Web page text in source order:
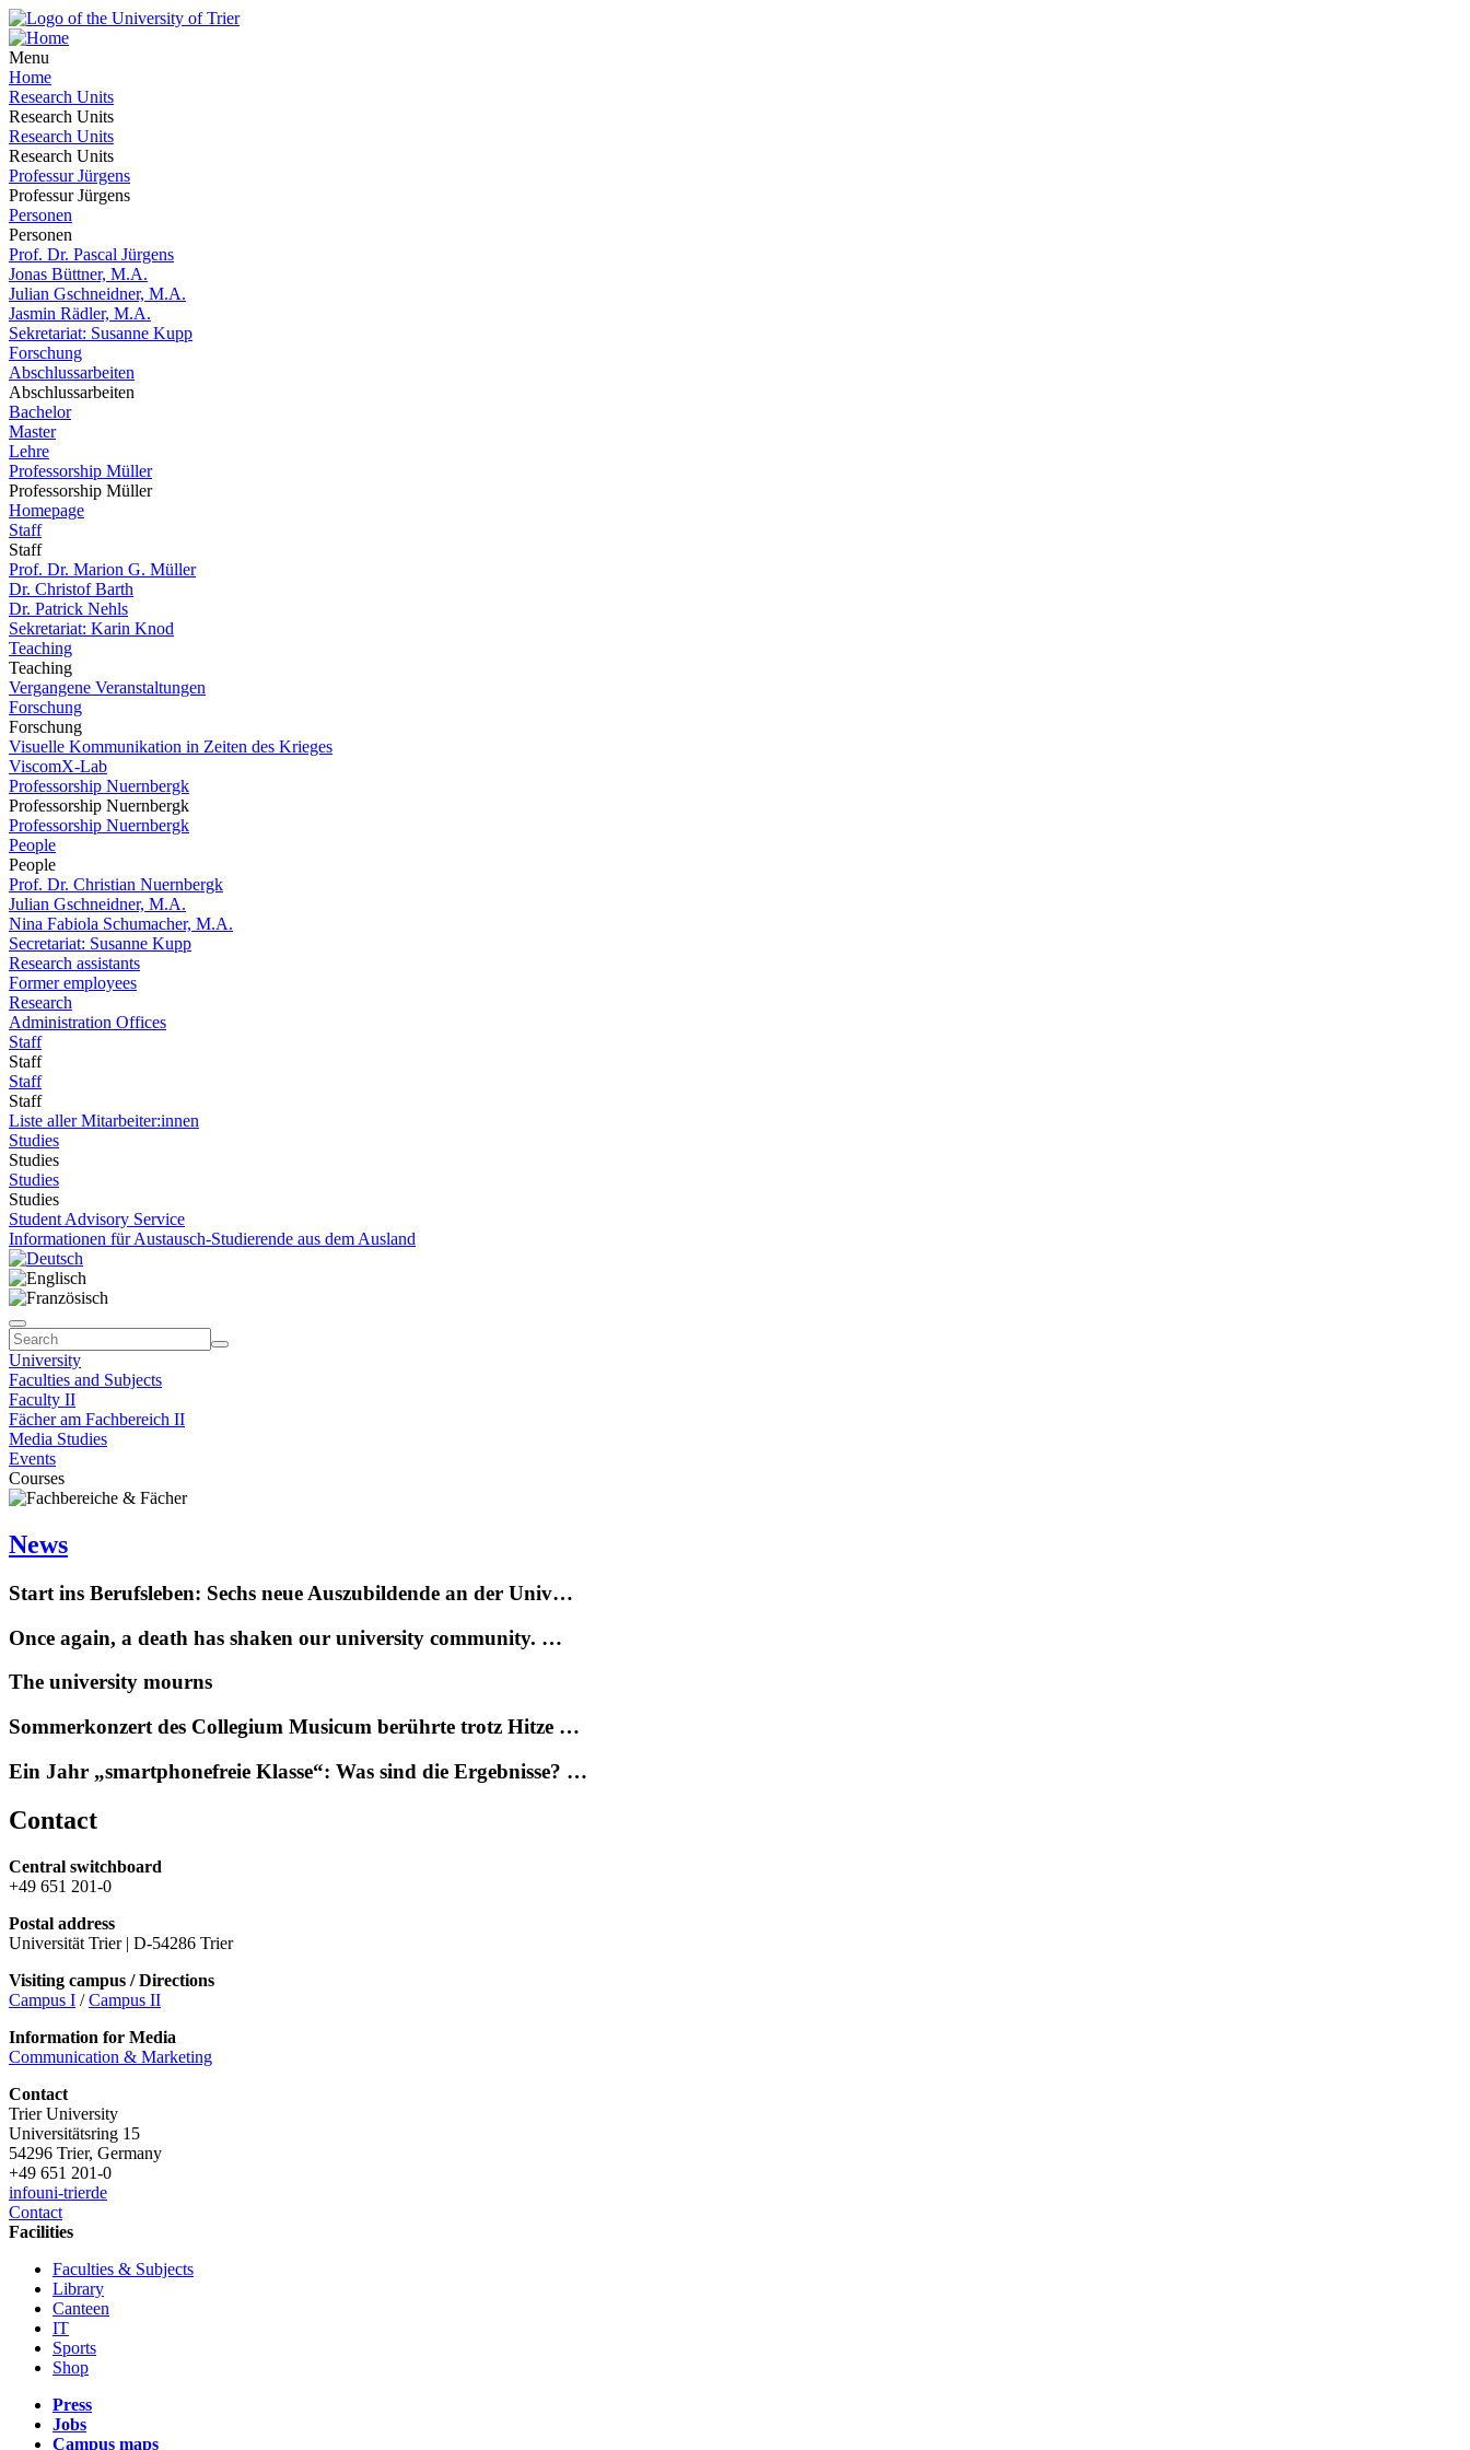
Menu
Home
Research Units
Research Units
Research Units
Research Units
Professur Jürgens
Professur Jürgens
Personen
Personen
Prof. Dr. Pascal Jürgens
Jonas Büttner, M.A.
Julian Gschneidner, M.A.
Jasmin Rädler, M.A.
Sekretariat: Susanne Kupp
Forschung
Abschlussarbeiten
Abschlussarbeiten
Bachelor
Master
Lehre
Professorship Müller
Professorship Müller
Homepage
Staff
Staff
Prof. Dr. Marion G. Müller
Dr. Christof Barth
Dr. Patrick Nehls
Sekretariat: Karin Knod
Teaching
Teaching
Vergangene Veranstaltungen
Forschung
Forschung
Visuelle Kommunikation in Zeiten des Krieges
ViscomX-Lab
Professorship Nuernbergk
Professorship Nuernbergk
Professorship Nuernbergk
People
People
Prof. Dr. Christian Nuernbergk
Julian Gschneidner, M.A.
Nina Fabiola Schumacher, M.A.
Secretariat: Susanne Kupp
Research assistants
Former employees
Research
Administration Offices
Staff
Staff
Staff
Staff
Liste aller Mitarbeiter:innen
Studies
Studies
Studies
Studies
Student Advisory Service
Informationen für Austausch-Studierende aus dem Ausland
University
Faculties and Subjects
Faculty II
Fächer am Fachbereich II
Media Studies
Events
Courses
News
Start ins Berufsleben: Sechs neue Auszubildende an der Univ…
Once again, a death has shaken our university community. …
The university mourns
Sommerkonzert des Collegium Musicum berührte trotz Hitze …
Ein Jahr „smartphonefreie Klasse“: Was sind die Ergebnisse? …
Contact
Central switchboard
+49 651 201-0
Postal address
Universität Trier | D-54286 Trier
Visiting campus / Directions
Campus I /Campus II
Information for Media
Communication & Marketing
Contact
Trier University
Universitätsring 15
54296 Trier, Germany
+49 651 201-0
infouni-trierde
Contact
Facilities
Faculties & Subjects
Library
Canteen
IT
Sports
Shop
Press
Jobs
Campus maps